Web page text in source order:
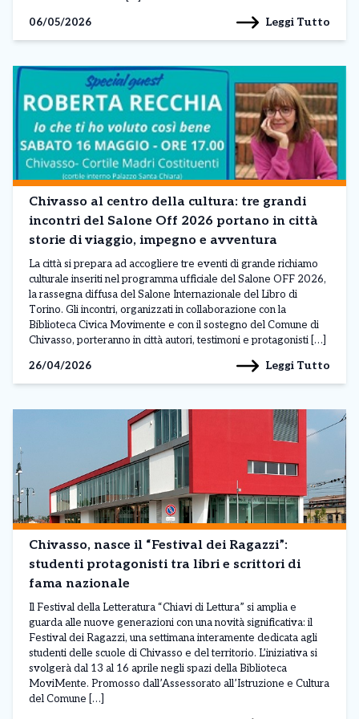
06/05/2026
Leggi Tutto
Chivasso al centro della cultura: tre grandi
incontri del Salone Off 2026 portano in città
storie di viaggio, impegno e avventura
La città si prepara ad accogliere tre eventi di grande richiamo
culturale inseriti nel programma ufficiale del Salone OFF 2026,
la rassegna diffusa del Salone Internazionale del Libro di
Torino. Gli incontri, organizzati in collaborazione con la
Biblioteca Civica Movimente e con il sostegno del Comune di
Chivasso, porteranno in città autori, testimoni e protagonisti […]
26/04/2026
Leggi Tutto
Chivasso, nasce il “Festival dei Ragazzi”:
studenti protagonisti tra libri e scrittori di
fama nazionale
Il Festival della Letteratura “Chiavi di Lettura” si amplia e
guarda alle nuove generazioni con una novità significativa: il
Festival dei Ragazzi, una settimana interamente dedicata agli
studenti delle scuole di Chivasso e del territorio. L’iniziativa si
svolgerà dal 13 al 16 aprile negli spazi della Biblioteca
MoviMente. Promosso dall’Assessorato all’Istruzione e Cultura
del Comune […]